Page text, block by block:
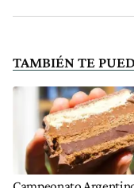
TAMBIÉN TE